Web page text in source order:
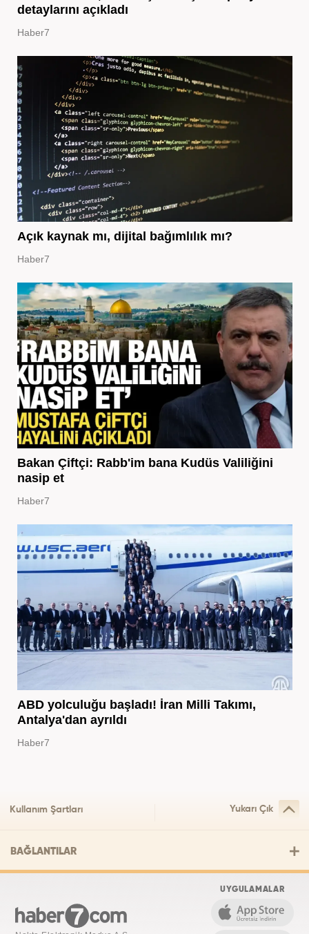
detaylarını açıkladı
Haber7
Açık kaynak mı, dijital bağımlılık mı?
Haber7
Bakan Çiftçi: Rabb'im bana Kudüs Valiliğini
nasip et
Haber7
ABD yolculuğu başladı! İran Milli Takımı,
Antalya'dan ayrıldı
Haber7
Kullanım Şartları Yukarı Çık
BAĞLANTILAR
UYGULAMALAR